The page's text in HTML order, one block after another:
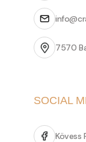
7570
SOCIAL
Kövess